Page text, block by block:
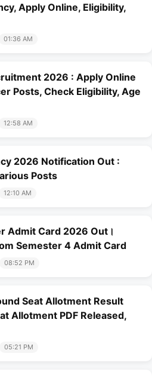
Apply Online, Eligibility,
01:36 AM
2026 : Apply Online
Posts, Check Eligibility, Age
12:58 AM
2026 Notification Out :
Posts
12:10 AM
Admit Card 2026 Out।
Semester 4 Admit Card
08:52 PM
Seat Allotment Result
Allotment PDF Released,
05:21 PM